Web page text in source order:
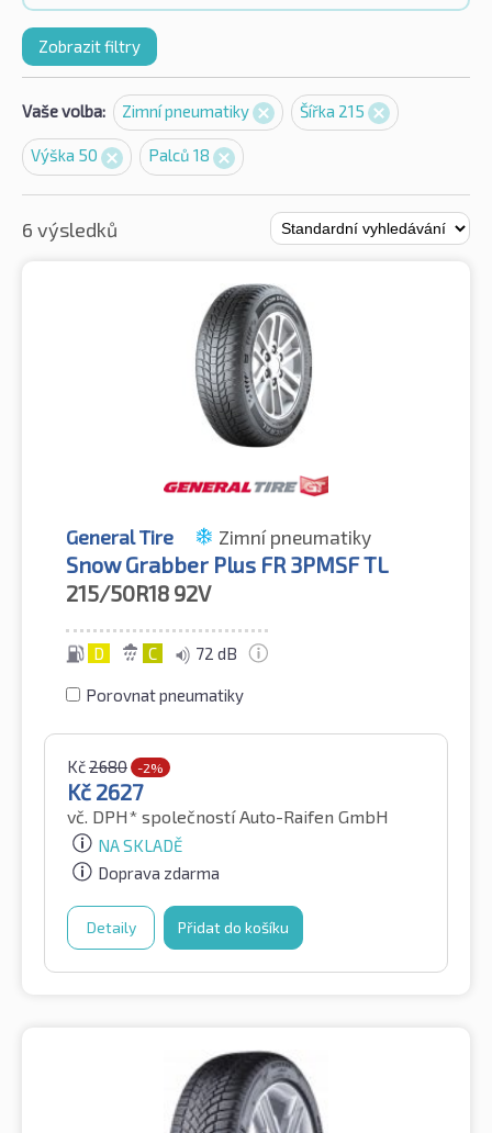
Zobrazit filtry
Vaše volba: Zimní pneumatiky Šířka 215
Výška 50 Palců 18
6 výsledků
General Tire Zimní pneumatiky
Snow Grabber Plus FR 3PMSF TL
215/50R18 92V
D C 72 dB
Porovnat pneumatiky
Kč2680 -2%
Kč 2627
vč. DPH* společností Auto-Raifen GmbH
NA SKLADĚ
Doprava zdarma
Detaily Přidat do košíku